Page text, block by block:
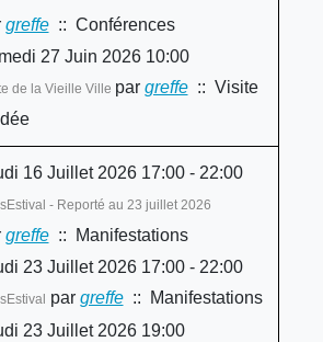
greffe:: Conférences
27 Juin 2026 10:00
de la Vieille Ville par greffe:: Visite
16 Juillet 2026 17:00 - 22:00
- Reporté au 23 juillet 2026
greffe:: Manifestations
23 Juillet 2026 17:00 - 22:00
par greffe:: Manifestations
23 Juillet 2026 19:00